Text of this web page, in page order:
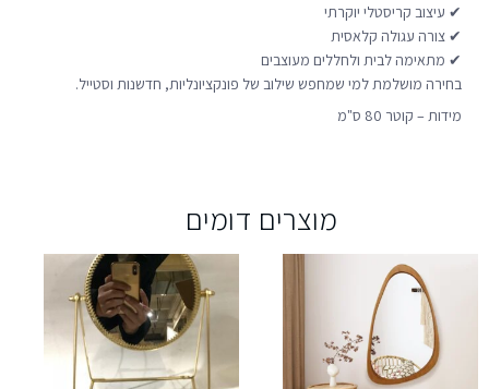
✔ עיצוב קריסטלי יוקרתי
✔ צורה עגולה קלאסית
✔ מתאימה לבית ולחללים מעוצבים
בחירה מושלמת למי שמחפש שילוב של פונקציונליות, חדשנות וסטייל.
מידות – קוטר 80 ס"מ
מוצרים דומים